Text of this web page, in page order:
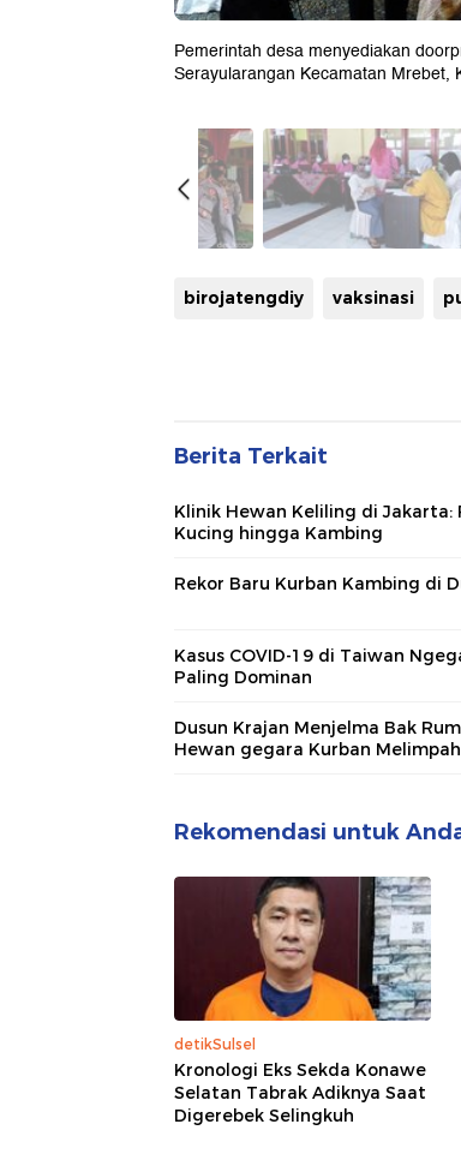
Pemerintah desa menyediakan
Serayularangan Kecamatan Mrebet,
birojatengdiy vaksinasi
Berita Terkait
Klinik Hewan Keliling di Jakarta:
Kucing hingga Kambing
Rekor Baru Kurban Kambing di
Kasus COVID-19 di Taiwan
Paling Dominan
Dusun Krajan Menjelma Bak
Hewan gegara Kurban Melimpah
Rekomendasi untuk
detikSulsel
Kronologi Eks Sekda Konawe
Selatan Tabrak Adiknya Saat
Digerebek Selingkuh